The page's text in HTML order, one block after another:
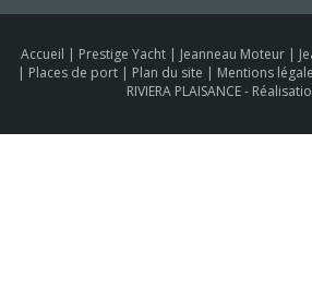
Accueil | Prestige Yacht | Jeanneau Moteur |
| Places de port | Plan du site | Mentions
RIVIERA PLAISANCE -